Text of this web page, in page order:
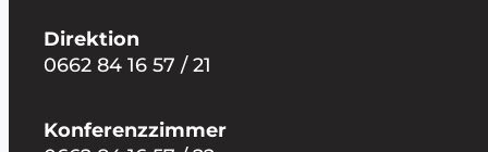
Direktion
0662 84 16 57 / 21
Konferenzzimmer